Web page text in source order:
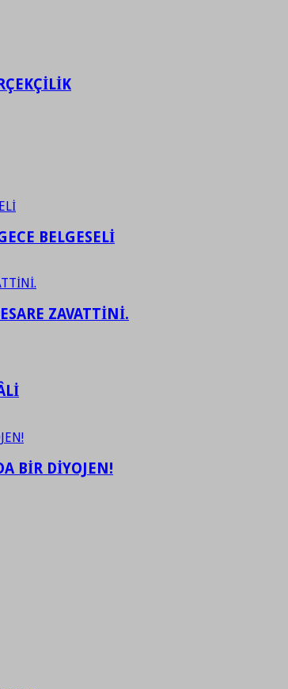
BELGESELİ
ZAVATTİNİ.
BİR DİYOJEN!